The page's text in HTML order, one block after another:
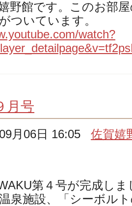
野館です。このお部
ついています。
watch?
月号
月06日 16:05佐賀嬉
第４号が完成し
泉施設、「シーボル